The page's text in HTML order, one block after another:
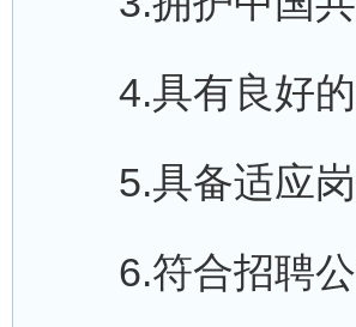
4.具有良好的
5.具备适应岗
6.符合招聘公